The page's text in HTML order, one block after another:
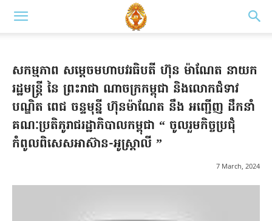
សកម្មភាព សម្តេចមហាបវរធិបតី ហ៊ុន ម៉ាណែត នាយក
រដ្ឋមន្ត្រី នៃ ព្រះរាជា ណាចក្រកម្ពុជា និងលោកជំទាវ
បណ្ឌិត ពេជ ចន្ទមុន្នី ហ៊ុនម៉ាណែត នឹង អញ្ជើញ ដឹកនាំ
គណៈប្រតិភូរាជរដ្ឋាភិបាលកម្ពុជា “ ចូលរួមកិច្ចប្រជុំ
កំពូលពិសេសអាស៊ាន-អូស្ត្រាលី ”
7 March, 2024